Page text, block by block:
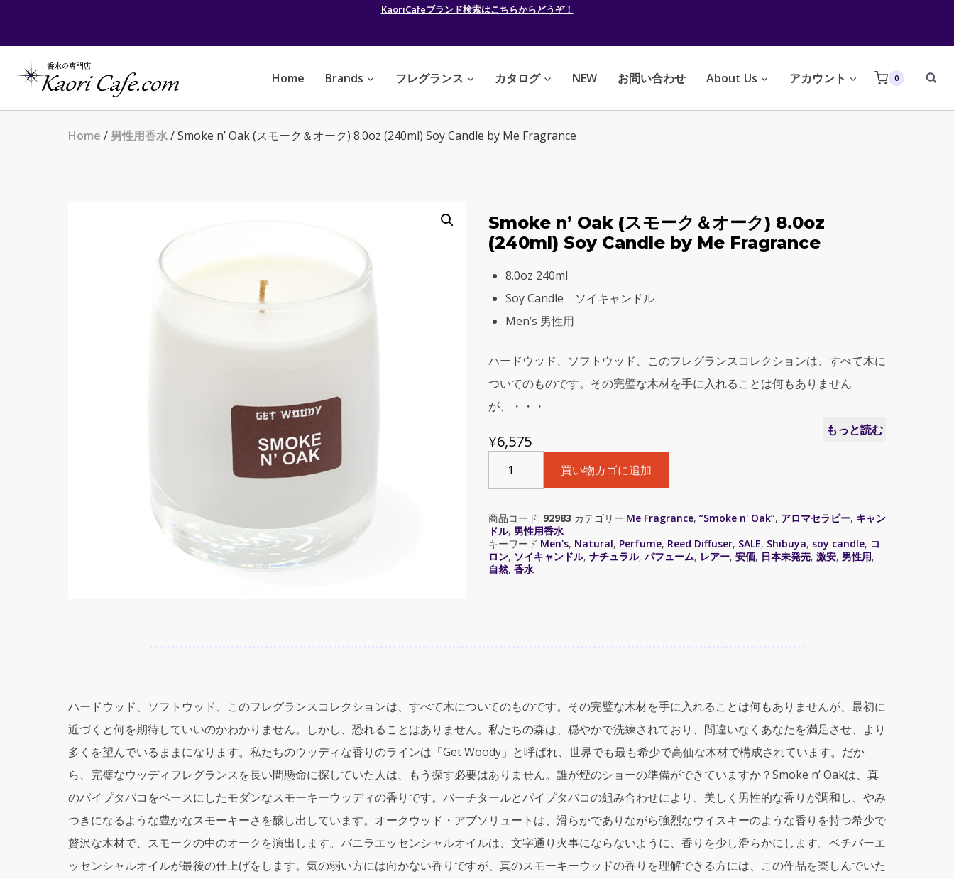
content
KaoriCafeブランド検索はこちらからどうぞ！
Home Brands フレグランス カタログ NEW お問い合わせ About Us アカウント 0
Home / 男性用香水/ Smoke n’ Oak (スモーク＆オーク) 8.0oz (240ml) Soy Candle by Me Fragrance
Smoke n’ Oak (スモーク＆オーク) 8.0oz
(240ml) Soy Candle by Me Fragrance
8.0oz 240ml
Soy Candle ソイキャンドル
Men’s 男性用
ハードウッド、ソフトウッド、このフレグランスコレクションは、すべて木に
ついてのものです。その完璧な木材を手に入れることは何もありません
が、・・・
もっと読む
¥6,575
Oak
モ
ー
ク
＆
Me
Fragrance
quantity
買い物カゴに追加
商品コード: 92983 カテゴリー:Me Fragrance, ”Smoke n' Oak”, アロマセラピー, キャン
ドル, 男性用香水
キーワード:Men's, Natural, Perfume, Reed Diffuser, SALE, Shibuya, soy candle, コ
ロン, ソイキャンドル, ナチュラル, パフューム, レアー, 安価, 日本未発売, 激安, 男性用,
自然, 香水
ハードウッド、ソフトウッド、このフレグランスコレクションは、すべて木についてのものです。その完璧な木材を手に入れることは何もありませんが、最初に
近づくと何を期待していいのかわかりません。しかし、恐れることはありません。私たちの森は、穏やかで洗練されており、間違いなくあなたを満足させ、より
多くを望んでいるままになります。私たちのウッディな香りのラインは「Get Woody」と呼ばれ、世界でも最も希少で高価な木材で構成されています。だか
ら、完璧なウッディフレグランスを長い間懸命に探していた人は、もう探す必要はありません。誰が煙のショーの準備ができていますか？Smoke n’ Oakは、真
のパイプタバコをベースにしたモダンなスモーキーウッディの香りです。バーチタールとパイプタバコの組み合わせにより、美しく男性的な香りが調和し、やみ
つきになるような豊かなスモーキーさを醸し出しています。オークウッド・アブソリュートは、滑らかでありながら強烈なウイスキーのような香りを持つ希少で
贅沢な木材で、スモークの中のオークを演出します。バニラエッセンシャルオイルは、文字通り火事にならないように、香りを少し滑らかにします。ベチバーエ
ッセンシャルオイルが最後の仕上げをします。気の弱い方には向かない香りですが、真のスモーキーウッドの香りを理解できる方には、この作品を楽しんでいた